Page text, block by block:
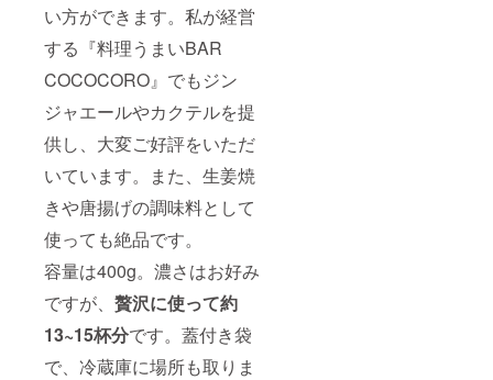
い方ができます。私が経営
する『料理うまいBAR
COCOCORO』でもジン
ジャエールやカクテルを提
供し、大変ご好評をいただ
いています。また、生姜焼
きや唐揚げの調味料として
使っても絶品です。
容量は400g。濃さはお好み
ですが、 贅沢に使って約
13~15杯分です。蓋付き袋
で、冷蔵庫に場所も取りま